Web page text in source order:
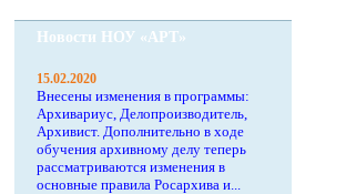
Новости НОУ «АРТ»
15.02.2020
Внесены изменения в программы:
Архивариус, Делопроизводитель,
Архивист. Дополнительно в ходе
обучения архивному делу теперь
рассматриваются изменения в
основные правила Росархива и...